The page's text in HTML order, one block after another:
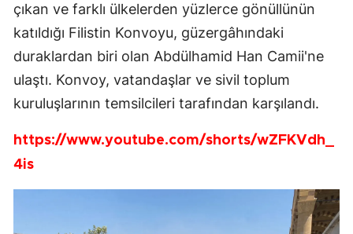
çıkan ve farklı ülkelerden yüzlerce gönüllünün
katıldığı Filistin Konvoyu, güzergâhındaki
duraklardan biri olan Abdülhamid Han Camii'ne
ulaştı. Konvoy, vatandaşlar ve sivil toplum
kuruluşlarının temsilcileri tarafından karşılandı.
https://www.youtube.com/shorts/wZFKVdh_
4is